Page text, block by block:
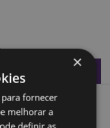
×
fornecer
melhorar a